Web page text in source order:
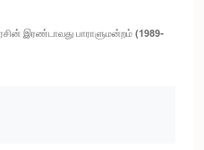
இரண்டாவது பாராளுமன்றம் (1989-